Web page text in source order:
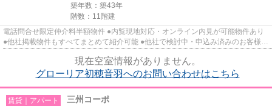
築年数：築43年
階数：11階建
電話問合せ限定仲介料半額物件 ●内覧現地対応・オンライン内見が可能物件あり
●他社掲載物件もすべてまとめて紹介可能 ●他社で検討中・申込み済みのお客様、
現在空室情報がありません。
グローリア初穂音羽へのお問い合わせはこちら
賃貸｜アパート 三州コーポ